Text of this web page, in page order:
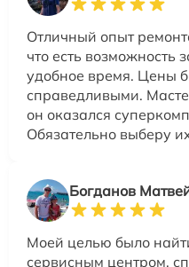
Отличный опыт
что есть возможность
удобное время. Цены
справедливыми.
он оказался
Обязательно выберу
Богданов
Моей целью было
сервисным центром,